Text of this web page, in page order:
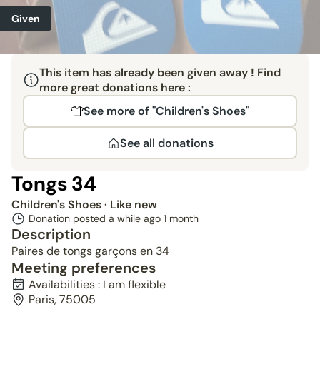
Given
This item has already been given away ! Find
more great donations here :
See more of "Children's Shoes"
See all donations
Tongs 34
Children's Shoes· Like new
Donation posted a while ago 1 month
Description
Paires de tongs garçons en 34
Meeting preferences
Availabilities : I am flexible
Paris, 75005